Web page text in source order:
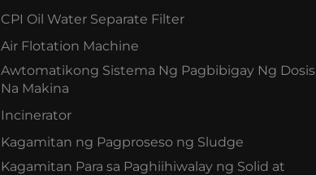
CPI Oil Water Separate Filter
Air Flotation Machine
Awtomatikong Sistema Ng Pagbibigay Ng Dosis
Na Makina
Incinerator
Kagamitan ng Pagproseso ng Sludge
Kagamitan Para sa Paghiihiwalay ng Solid at